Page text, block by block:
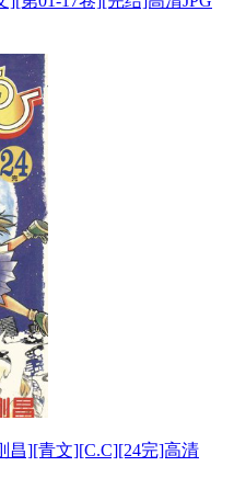
昌][青文][C.C][24完]高清